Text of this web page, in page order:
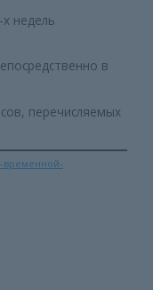
недель
в
перечисляемых
временной-